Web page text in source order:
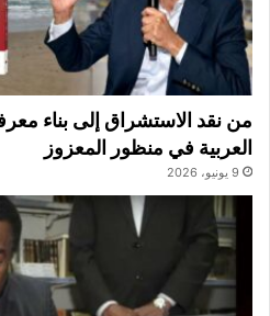
من نقد الاستشراق إلى بناء
العربية في منظور المعزوز
9 يونيو، 2026